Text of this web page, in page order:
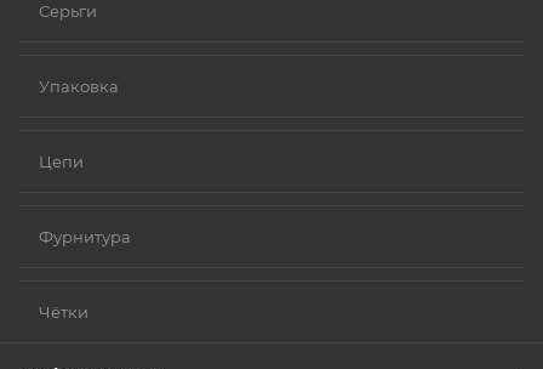
Серьги
Упаковка
Цепи
Фурнитура
Чётки